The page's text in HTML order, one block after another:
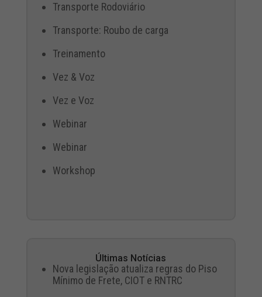
Transporte Rodoviário
Transporte: Roubo de carga
Treinamento
Vez & Voz
Vez e Voz
Webinar
Webinar
Workshop
Últimas Notícias
Nova legislação atualiza regras do Piso
Mínimo de Frete, CIOT e RNTRC